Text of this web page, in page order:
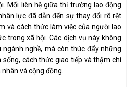
Mối liên hệ giữa thị trường lao động
lực đã dẫn đến sự thay đổi rõ rệt
và cách thức làm việc của người lao
trong xã hội. Các dịch vụ này không
nghề, mà còn thúc đẩy những
cách thức giao tiếp và thậm chí
và cộng đồng.